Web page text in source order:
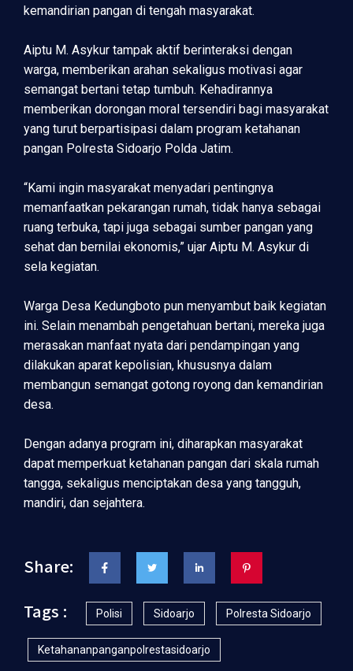
kemandirian pangan di tengah masyarakat.
Aiptu M. Asykur tampak aktif berinteraksi dengan
warga, memberikan arahan sekaligus motivasi agar
semangat bertani tetap tumbuh. Kehadirannya
memberikan dorongan moral tersendiri bagi masyarakat
yang turut berpartisipasi dalam program ketahanan
pangan Polresta Sidoarjo Polda Jatim.
“Kami ingin masyarakat menyadari pentingnya
memanfaatkan pekarangan rumah, tidak hanya sebagai
ruang terbuka, tapi juga sebagai sumber pangan yang
sehat dan bernilai ekonomis,” ujar Aiptu M. Asykur di
sela kegiatan.
Warga Desa Kedungboto pun menyambut baik kegiatan
ini. Selain menambah pengetahuan bertani, mereka juga
merasakan manfaat nyata dari pendampingan yang
dilakukan aparat kepolisian, khususnya dalam
membangun semangat gotong royong dan kemandirian
desa.
Dengan adanya program ini, diharapkan masyarakat
dapat memperkuat ketahanan pangan dari skala rumah
tangga, sekaligus menciptakan desa yang tangguh,
mandiri, dan sejahtera.
Share:
Tags :
Polisi Sidoarjo Polresta Sidoarjo
Ketahananpanganpolrestasidoarjo